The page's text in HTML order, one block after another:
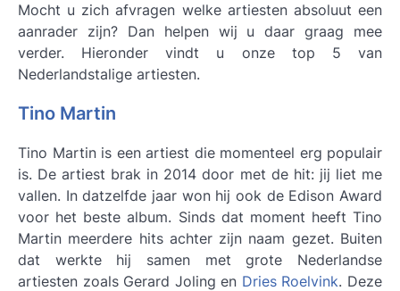
Mocht u zich afvragen welke artiesten absoluut een
aanrader zijn? Dan helpen wij u daar graag mee
verder. Hieronder vindt u onze top 5 van
Nederlandstalige artiesten.
Tino Martin
Tino Martin is een artiest die momenteel erg populair
is. De artiest brak in 2014 door met de hit: jij liet me
vallen. In datzelfde jaar won hij ook de Edison Award
voor het beste album. Sinds dat moment heeft Tino
Martin meerdere hits achter zijn naam gezet. Buiten
dat werkte hij samen met grote Nederlandse
artiesten zoals Gerard Joling en Dries Roelvink. Deze